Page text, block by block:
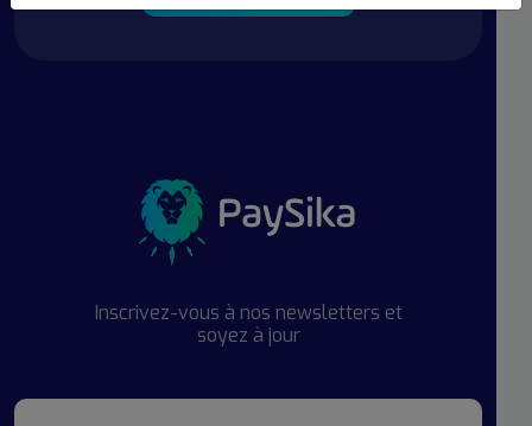
Inscrivez-vous à nos newsletters et
soyez à jour